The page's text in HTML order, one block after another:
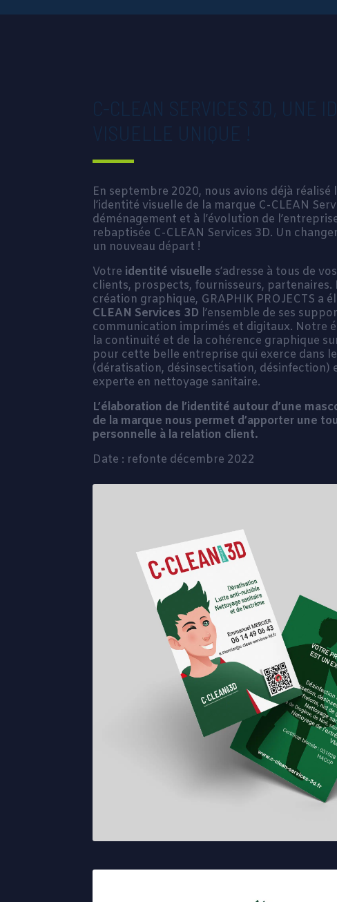
C-CLEAN SERVICES 3D, UNE
VISUELLE UNIQUE !
En septembre 2020, nous avions déjà réalisé
l’identité visuelle de la marque C-CLEAN
déménagement et à l’évolution de
rebaptisée C-CLEAN Services 3D. Un
un nouveau départ !
Votre identité visuelle s’adresse à tous de
clients, prospects, fournisseurs, partenaires.
création graphique, GRAPHIK PROJECTS a
CLEAN Services 3D l’ensemble de ses
communication imprimés et digitaux. Notre
la continuité et de la cohérence graphique
pour cette belle entreprise qui exerce dans
(dératisation, désinsectisation, désinfection)
experte en nettoyage sanitaire.
L’élaboration de l’identité autour d’une
de la marque nous permet d’apporter une
personnelle à la relation client.
Date : refonte décembre 2022